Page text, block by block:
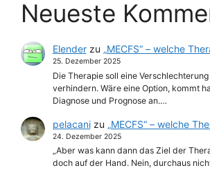
Neueste
Elenderzu „MECFS“ – welche
25. Dezember 2025
Die Therapie soll eine
verhindern. Wäre eine Option, kommt
Diagnose und Prognose an.…
pelacanizu „MECFS“ – welche
24. Dezember 2025
„Aber was kann dann das Ziel der
doch auf der Hand. Nein, durchaus